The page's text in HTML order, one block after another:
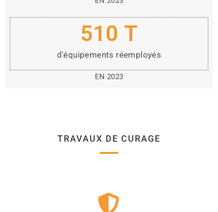
d'équipements réemployés
510 T
EN 2023
TRAVAUX DE CURAGE